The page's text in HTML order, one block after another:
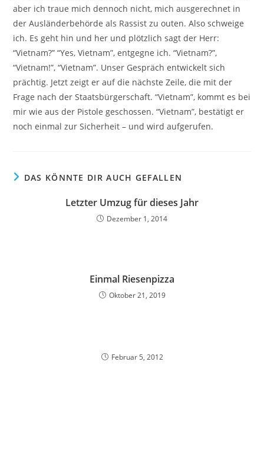
aber ich traue mich dennoch nicht, mich ausgerechnet in
der Ausländerbehörde als Rassist zu outen. Also schweige
ich. Es geht hin und her und plötzlich sagt der Herr:
“Vietnam?” “Yes, Vietnam”, entgegne ich. “Vietnam?”,
“Vietnam!”, “Vietnam”. Unser Gespräch entwickelt sich
prächtig. Jetzt zeigt er auf die nächste Zeile, die mit der
Frage nach der Staatsbürgerschaft. “Vietnam”, kommt es bei
mir wie aus der Pistole geschossen. “Vietnam”, bestätigt er
noch einmal zur Sicherheit – und wird aufgerufen.
DAS KÖNNTE DIR AUCH GEFALLEN
Letzter Umzug für dieses Jahr
Dezember 1, 2014
Einmal Riesenpizza
Oktober 21, 2019
Februar 5, 2012